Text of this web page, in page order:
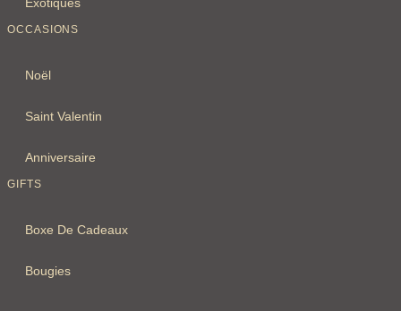
Exotiques
OCCASIONS
Noël
Saint Valentin
Anniversaire
GIFTS
Boxe De Cadeaux
Bougies